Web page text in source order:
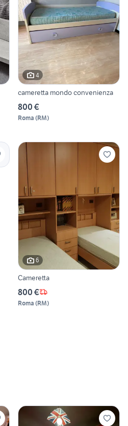
4
cameretta mondo convenienza
800 €
Roma (RM)
6
Cameretta
800 €
Roma (RM)